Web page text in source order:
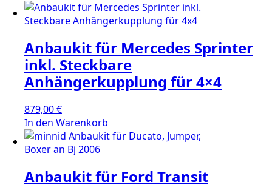
Anbaukit für Mercedes Sprinter
inkl. Steckbare
Anhängerkupplung für 4×4
879,00€
In den Warenkorb
Anbaukit für Ford Transit